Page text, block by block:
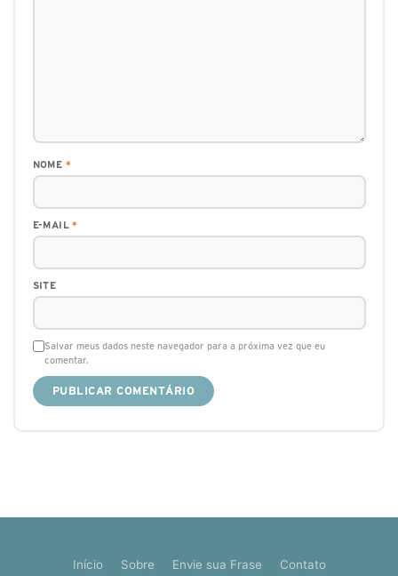
NOME *
E-MAIL*
SITE
Salvar meus dados neste navegador para a próxima vez que eu
comentar.
Início Sobre Envie sua Frase Contato